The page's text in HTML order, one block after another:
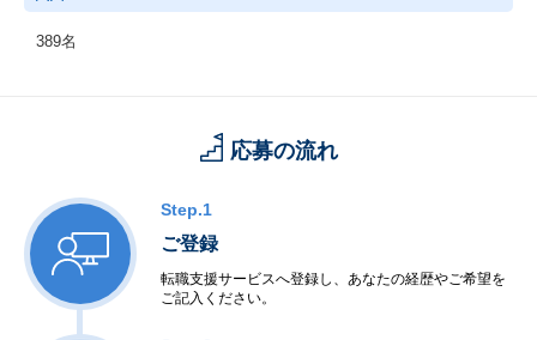
389名
応募の流れ
Step.1
ご登録
転職支援サービスへ登録し、あなたの経歴やご希望を
ご記入ください。